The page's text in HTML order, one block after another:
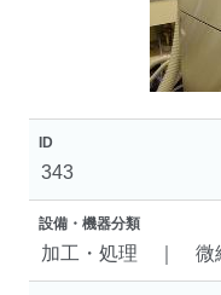
ID
343
設備・機器分類
加工・処理 ｜ 微